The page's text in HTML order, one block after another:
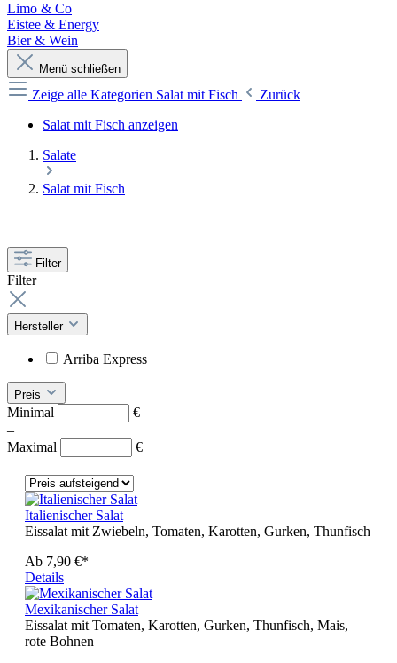
Limo & Co
Eistee & Energy
Bier & Wein
Menü schließen
Zeige alle Kategorien Salat mit Fisch
Zurück
Salat mit Fisch anzeigen
Salate
Salat mit Fisch
Filter
Filter
Hersteller
Arriba Express
Preis
Minimal
€
–
Maximal
€
Italienischer Salat
Eissalat mit Zwiebeln, Tomaten, Karotten, Gurken, Thunfisch
Ab 7,90 €*
Details
Mexikanischer Salat
Eissalat mit Tomaten, Karotten, Gurken, Thunfisch, Mais,
rote Bohnen